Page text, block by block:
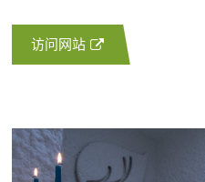
访问网站